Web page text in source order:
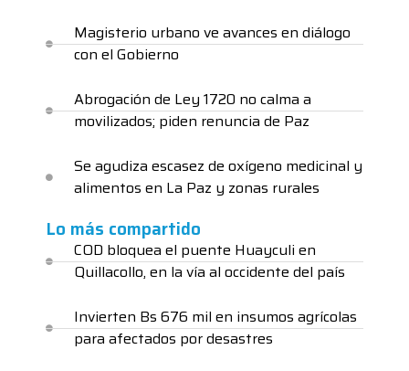
Magisterio urbano ve avances en diálogo
con el Gobierno
Abrogación de Ley 1720 no calma a
movilizados; piden renuncia de Paz
Se agudiza escasez de oxígeno medicinal y
alimentos en La Paz y zonas rurales
Lo más compartido
COD bloquea el puente Huayculi en
Quillacollo, en la vía al occidente del país
Invierten Bs 676 mil en insumos agrícolas
para afectados por desastres